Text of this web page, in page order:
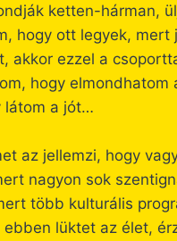
ketten-hárman,
hogy ott legyek,
akkor ezzel a
hogy elmondhatom
látom a jót…
az jellemzi, hogy
nagyon sok
több kulturális
ebben lüktet az élet,